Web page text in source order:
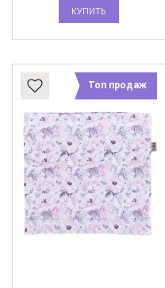
КУПИТЬ
Топ продаж